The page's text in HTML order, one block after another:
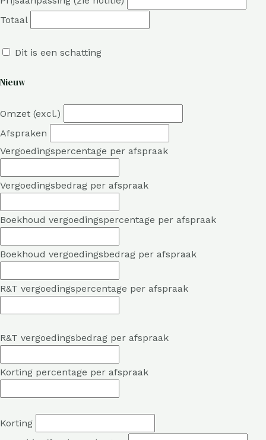
Totaal
Dit is een schatting
Nieuw
Omzet (excl.)
Afspraken
Vergoedingspercentage per afspraak
Vergoedingsbedrag per afspraak
Boekhoud vergoedingspercentage per afspraak
Boekhoud vergoedingsbedrag per afspraak
R&T vergoedingspercentage per afspraak
R&T vergoedingsbedrag per afspraak
Korting percentage per afspraak
Korting